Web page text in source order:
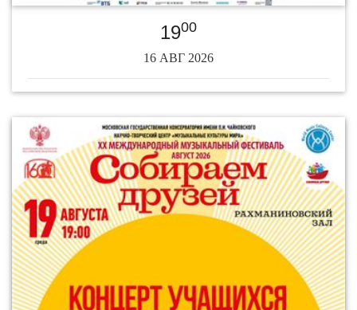
1900
16 АВГ 2026